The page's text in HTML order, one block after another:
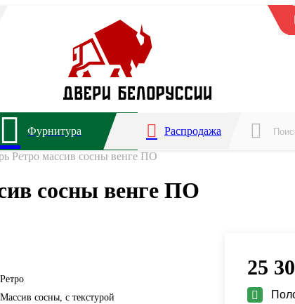
Фурнитура Распродажа
Ретро массив сосны венге ПО
сосны венге ПО
Ретро
Массив сосны, с текстурой
25